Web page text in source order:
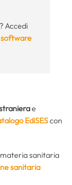
Accedi
software
e
EdiSEScon
sanitaria
sanitaria